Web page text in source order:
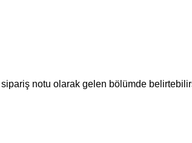
notu olarak gelen bölümde